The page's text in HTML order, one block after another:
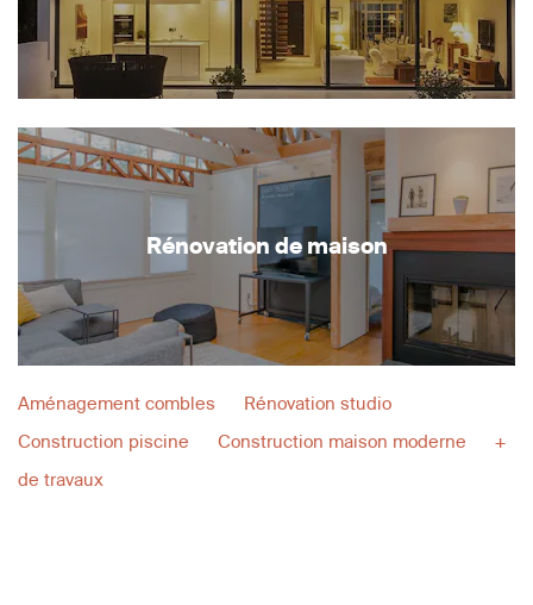
Rénovation de maison
Aménagement combles
Rénovation studio
Construction piscine
Construction maison moderne
+
de travaux